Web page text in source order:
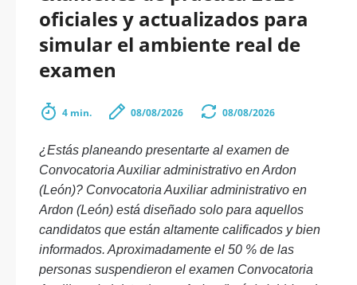
oficiales y actualizados para
simular el ambiente real de
examen
4 min. 08/08/2026 08/08/2026
¿Estás planeando presentarte al examen de
Convocatoria Auxiliar administrativo en Ardon
(León)? Convocatoria Auxiliar administrativo en
Ardon (León) está diseñado solo para aquellos
candidatos que están altamente calificados y bien
informados. Aproximadamente el 50 % de las
personas suspendieron el examen Convocatoria